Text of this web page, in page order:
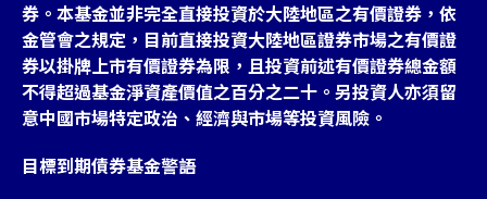
券。本基金並非完全直接投資於大陸地區之有價證券，依
金管會之規定，目前直接投資大陸地區證券市場之有價證
券以掛牌上市有價證券為限，且投資前述有價證券總金額
不得超過基金淨資產價值之百分之二十。另投資人亦須留
意中國市場特定政治、經濟與市場等投資風險。
目標到期債券基金警語